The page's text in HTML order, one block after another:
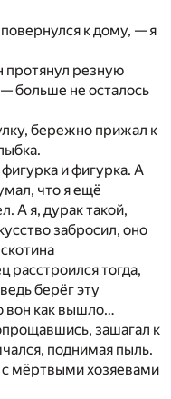
к дому, — я
протянул резную
больше не осталось
бережно прижал к
и фигурка. А
что я ещё
А я, дурак такой,
забросил, оно
расстроился тогда,
берёг эту
вон как вышло…
зашагал к
поднимая пыль.
мёртвыми хозяевами